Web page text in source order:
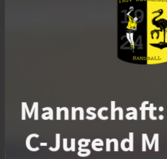
Mannschaft:
C-Jugend M